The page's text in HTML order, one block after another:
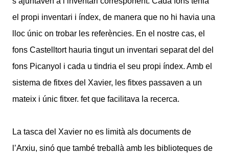
el propi inventari i índex, de manera que no hi havia una
lloc únic on trobar les referències. En el nostre cas, el
fons Castelltort hauria tingut un inventari separat del del
fons Picanyol i cada u tindria el seu propi índex. Amb el
sistema de fitxes del Xavier, les fitxes passaven a un
mateix i únic fitxer. fet que facilitava la recerca.
La tasca del Xavier no es limità als documents de
l’Arxiu, sinó que també treballà amb les biblioteques de